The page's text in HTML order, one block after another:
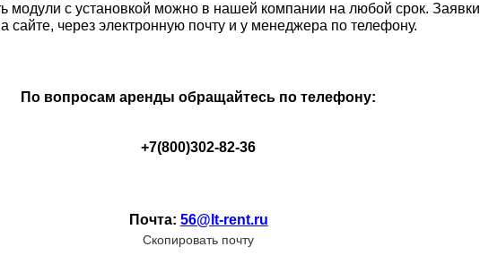
модули с установкой можно в нашей компании на любой срок. Заявки
сайте, через электронную почту и у менеджера по телефону.
По вопросам аренды обращайтесь по телефону:
+7(800)302-82-36
Почта: 56@lt-rent.ru
Скопировать почту